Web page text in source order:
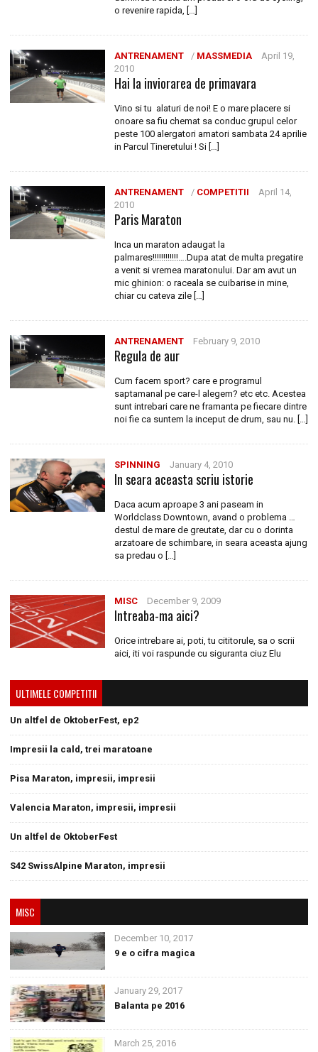
o revenire rapida, […]
ANTRENAMENT / MASSMEDIA
April 19,
2010
Hai la inviorarea de primavara
Vino si tu alaturi de noi! E o mare placere si
onoare sa fiu chemat sa conduc grupul celor
peste 100 alergatori amatori sambata 24 aprilie
in Parcul Tineretului ! Si […]
ANTRENAMENT / COMPETITII
April 14,
2010
Paris Maraton
Inca un maraton adaugat la
palmares!!!!!!!!!!!!….Dupa atat de multa pregatire
a venit si vremea maratonului. Dar am avut un
mic ghinion: o raceala se cuibarise in mine,
chiar cu cateva zile […]
ANTRENAMENT February 9, 2010
Regula de aur
Cum facem sport? care e programul
saptamanal pe care-l alegem? etc etc. Acestea
sunt intrebari care ne framanta pe fiecare dintre
noi fie ca suntem la inceput de drum, sau nu. […]
SPINNING January 4, 2010
In seara aceasta scriu istorie
Daca acum aproape 3 ani paseam in
Worldclass Downtown, avand o problema …
destul de mare de greutate, dar cu o dorinta
arzatoare de schimbare, in seara aceasta ajung
sa predau o […]
MISC December 9, 2009
Intreaba-ma aici?
Orice intrebare ai, poti, tu cititorule, sa o scrii
aici, iti voi raspunde cu siguranta ciuz Elu
ULTIMELE COMPETITII
Un altfel de OktoberFest, ep2
Impresii la cald, trei maratoane
Pisa Maraton, impresii, impresii
Valencia Maraton, impresii, impresii
Un altfel de OktoberFest
S42 SwissAlpine Maraton, impresii
MISC
December 10, 2017
9 e o cifra magica
January 29, 2017
Balanta pe 2016
March 25, 2016